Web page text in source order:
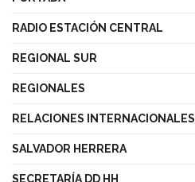
RADIO ESTACIÓN CENTRAL
REGIONAL SUR
REGIONALES
RELACIONES INTERNACIONALES
SALVADOR HERRERA
SECRETARÍA DD HH